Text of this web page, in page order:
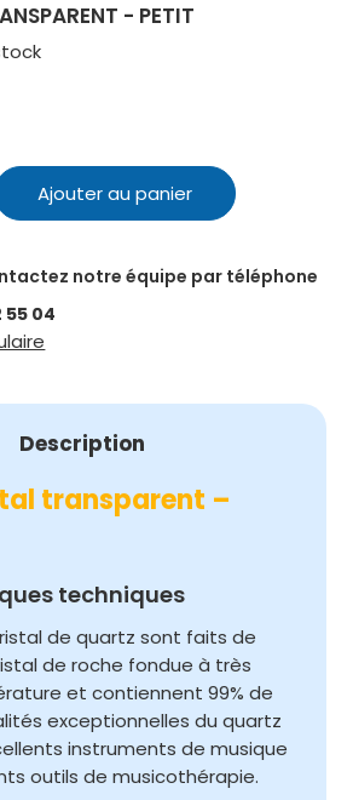
- PETIT
Ajouter au panier
notre équipe par téléphone
55 04
Description
transparent –
techniques
de quartz sont faits de
de roche fondue à très
et contiennent 99% de
exceptionnelles du quartz
instruments de musique
outils de musicothérapie.